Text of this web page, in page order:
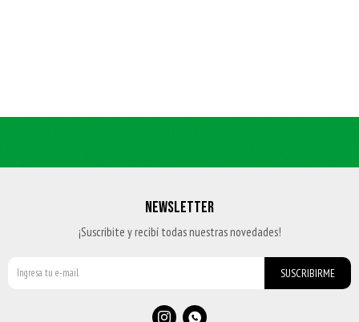
NEWSLETTER
¡Suscribite y recibí todas nuestras novedades!
SUSCRIBIRME
 